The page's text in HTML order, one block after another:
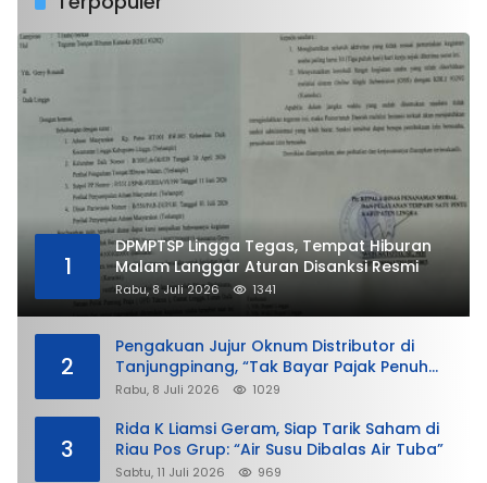
1
DPMPTSP Lingga Tegas, Tempat Hiburan
Malam Langgar Aturan Disanksi Resmi
Rabu, 8 Juli 2026 1341
2
Pengakuan Jujur Oknum Distributor di
Tanjungpinang, “Tak Bayar Pajak Penuh
demi Untung”
Rabu, 8 Juli 2026 1029
3
Rida K Liamsi Geram, Siap Tarik Saham di
Riau Pos Grup: “Air Susu Dibalas Air Tuba”
Sabtu, 11 Juli 2026 969